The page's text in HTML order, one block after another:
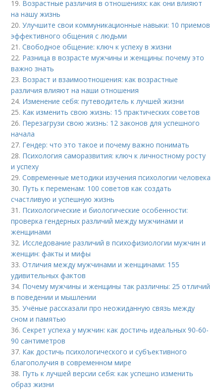
19. Возрастные различия в отношениях: как они влияют
на нашу жизнь
20.Улучшите свои коммуникационные навыки: 10 приемов
эффективного общения с людьми
21.Свободное общение: ключ к успеху в жизни
22. Разница в возрасте мужчины и женщины: почему это
важно знать
23. Возраст и взаимоотношения: как возрастные
различия влияют на наши отношения
24. Изменение себя: путеводитель к лучшей жизни
25. Как изменить свою жизнь: 15 практических советов
26. Перезагрузи свою жизнь: 12 законов для успешного
начала
27. Гендер: что это такое и почему важно понимать
28. Психология саморазвития: ключ к личностному росту
и успеху
29.Современные методики изучения психологии человека
30. Путь к переменам: 100 советов как создать
счастливую и успешную жизнь
31. Психологические и биологические особенности:
проверка гендерных различий между мужчинами и
женщинами
32. Исследование различий в психофизиологии мужчин и
женщин: факты и мифы
33.Отличия между мужчинами и женщинами: 155
удивительных фактов
34. Почему мужчины и женщины так различны: 25 отличий
в поведении и мышлении
35.Учёные рассказали про неожиданную связь между
сном и памятью
36.Секрет успеха у мужчин: как достичь идеальных 90-60-
90 сантиметров
37. Как достичь психологического и субъективного
благополучия в современном мире
38. Путь к лучшей версии себя: как успешно изменить
образ жизни